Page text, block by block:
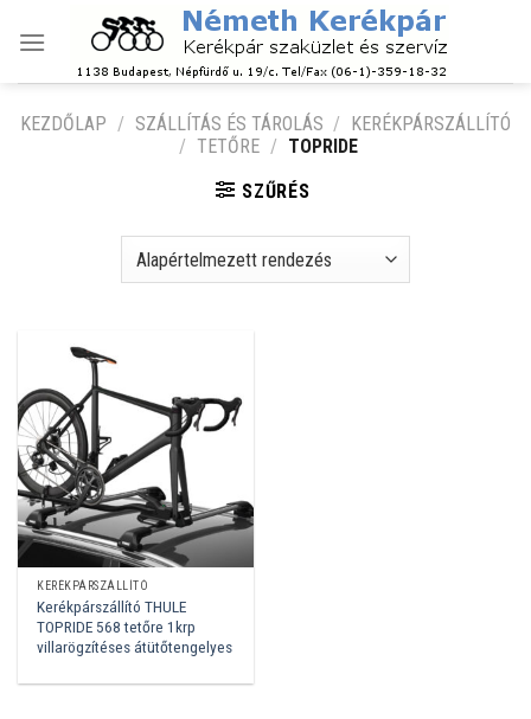
KEZDŐLAP / SZÁLLÍTÁS ÉS TÁROLÁS / KERÉKPÁRSZÁLLÍTÓ
/ TETŐRE / TOPRIDE
SZŰRÉS
KERÉKPÁRSZÁLLÍTÓ
Kerékpárszállító THULE
TOPRIDE 568 tetőre 1krp
villarögzítéses átütőtengelyes